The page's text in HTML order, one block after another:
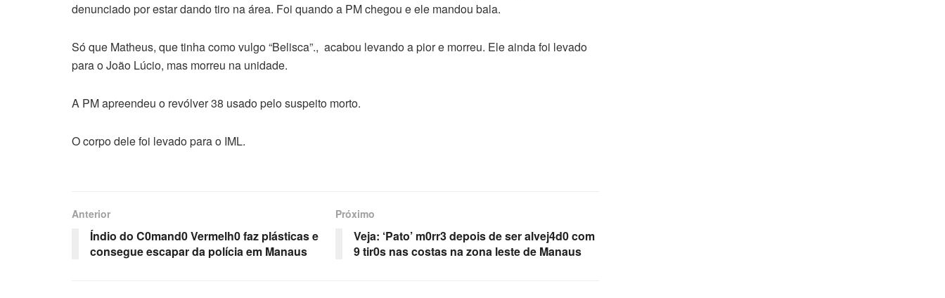
denunciado por estar dando tiro na área. Foi quando a PM chegou e ele mandou bala.
Só que Matheus, que tinha como vulgo “Belisca”., acabou levando a pior e morreu. Ele ainda foi levado
para o João Lúcio, mas morreu na unidade.
A PM apreendeu o revólver 38 usado pelo suspeito morto.
O corpo dele foi levado para o IML.
Anterior
Índio do C0mand0 Vermelh0 faz plásticas e
consegue escapar da polícia em Manaus
Próximo
Veja: ‘Pato’ m0rr3 depois de ser alvej4d0 com
9 tir0s nas costas na zona leste de Manaus